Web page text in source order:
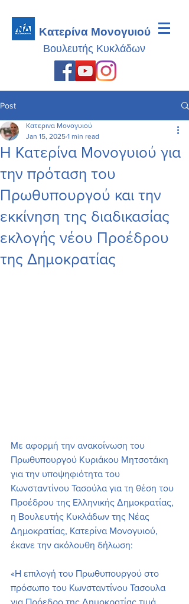
Κατερίνα Μονογυιού
Βουλευτής Κυκλάδων
Post
Η Κατερίνα Μονογυιού για
την πρόταση του
Πρωθυπουργού και την
εκκίνηση της διαδικασίας
εκλογής νέου Προέδρου
της Δημοκρατίας
Κατερινα Μονογυιού
Jan 15, 2025 1 min read
Με αφορμή την ανακοίνωση του
Πρωθυπουργού Κυριάκου Μητσοτάκη
για την υποψηφιότητα του
Κωνσταντίνου Τασούλα για τη θέση του
Προέδρου της Ελληνικής Δημοκρατίας,
η Βουλευτής Κυκλάδων της Νέας
Δημοκρατίας, Κατερίνα Μονογυιού,
έκανε την ακόλουθη δήλωση:
«Η επιλογή του Πρωθυπουργού στο
πρόσωπο του Κωνσταντίνου Τασουλα
για Πρόεδρο της Δημοκρατίας τιμά